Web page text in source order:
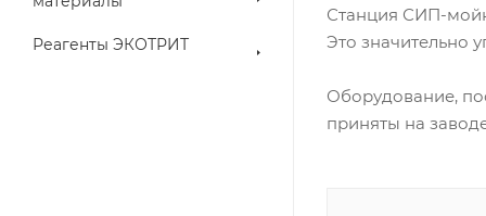
Реагенты ЭКОТРИТ
Станция СИП-
Это значительно
Оборудование,
приняты на